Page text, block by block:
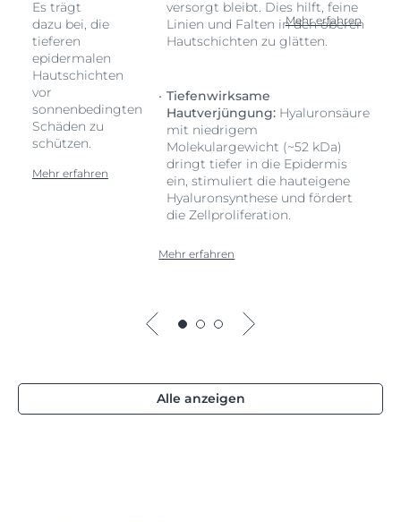
Es trägt
dazu bei, die
tieferen
epidermalen
Hautschichten
vor
sonnenbedingten
Schäden zu
schützen.
Mehr erfahren
versorgt bleibt. Dies hilft, feine
Linien und Falten in den oberen
Hautschichten zu glätten.
Tiefenwirksame
Hautverjüngung: Hyaluronsäure
mit niedrigem
Molekulargewicht (~52 kDa)
dringt tiefer in die Epidermis
ein, stimuliert die hauteigene
Hyaluronsynthese und fördert
die Zellproliferation.
Mehr erfahren
Mehr erfahren
Alle anzeigen